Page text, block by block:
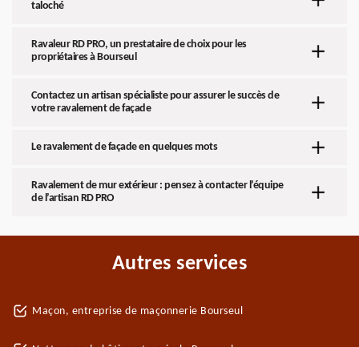
taloché
Ravaleur RD PRO, un prestataire de choix pour les
propriétaires à Bourseul
Contactez un artisan spécialiste pour assurer le succès de
votre ravalement de façade
Le ravalement de façade en quelques mots
Ravalement de mur extérieur : pensez à contacter l’équipe
de l’artisan RD PRO
Autres services
Maçon, entreprise de maçonnerie Bourseul